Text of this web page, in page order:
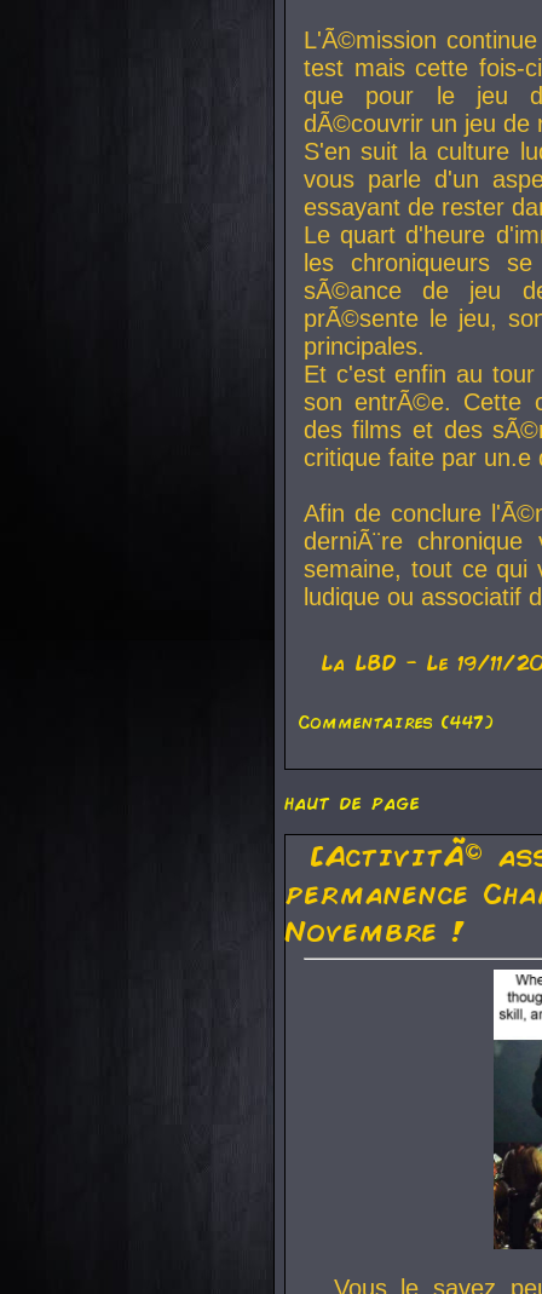
L'Ã©mission
test mais cette fois-
que pour le jeu
dÃ©couvrir un jeu de
S'en suit la culture
vous parle d'un
essayant de rester
Le quart d'heure
les chroniqueurs
sÃ©ance de jeu
prÃ©sente le jeu,
principales.
Et c'est enfin au
son entrÃ©e. Cette
des films et des
critique faite par
Afin de conclure
derniÃ¨re
semaine, tout ce qui
ludique ou associatif
La LBD - Le 19/11/
Commentaires (447)
haut de page
[ActivitÃ©
permanence
Novembre !
Vous le savez